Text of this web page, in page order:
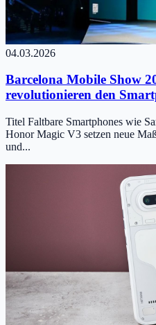
04.03.2026
Barcelona Mobile Show
revolutionieren den
Titel Faltbare Smartphones wie
Honor Magic V3 setzen neue
und...